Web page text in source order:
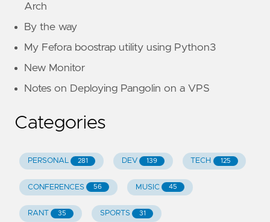
Arch
By the way
My Fefora boostrap utility using Python3
New Monitor
Notes on Deploying Pangolin on a VPS
Categories
PERSONAL 281 DEV 139 TECH 125
CONFERENCES 56 MUSIC 45
RANT 35 SPORTS 31